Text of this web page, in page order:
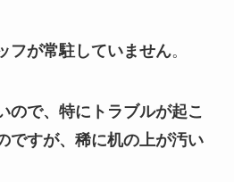
フが常駐していません。
ので、特にトラブルが起こ
ですが、稀に机の上が汚い